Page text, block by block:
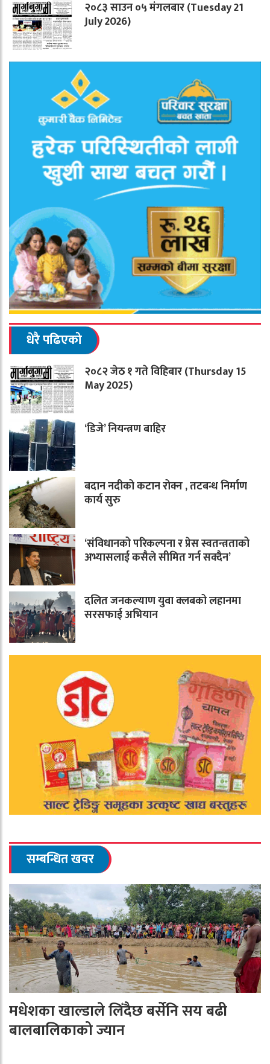
२०८३ साउन ०५ मंगलबार (Tuesday 21
July 2026)
धेरै पढिएको
२०८२ जेठ १ गते विहिबार (Thursday 15
May 2025)
‘डिजे’ नियन्त्रण बाहिर
बदान नदीको कटान रोक्न , तटबन्ध निर्माण
कार्य सुरु
‘संविधानको परिकल्पना र प्रेस स्वतन्त्रताको
अभ्यासलाई कसैले सीमित गर्न सक्दैन’
दलित जनकल्याण युवा क्लबको लहानमा
सरसफाई अभियान
सम्बन्धित खवर
मधेशका खाल्डाले लिँदैछ बर्सेनि सय बढी
बालबालिकाको ज्यान